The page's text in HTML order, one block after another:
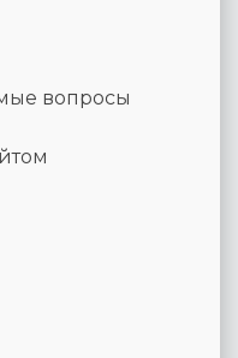
вопросы